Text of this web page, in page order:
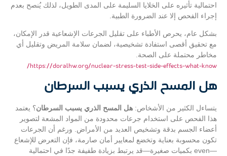
احتمالية تأثيره على الخلايا السليمة على المدى الطويل، لذلك يُنصح بعدم
إجراء الفحص إلا عند الضرورة الطبية.
بشكل عام، يحرص الأطباء على تقليل الجرعات الإشعاعية قدر الإمكان،
مع تحقيق أقصى استفادة تشخيصية، لضمان سلامة المريض وتقليل أي
مخاطر محتملة على الصحة.
https://doralhw.org/nuclear-stress-test-side-effects-what-know/
هل المسح الذري يسبب السرطان
يتساءل الكثير من الأشخاص: هل المسح الذري يسبب السرطان؟ يعتمد
هذا الفحص على استخدام جرعات محدودة من المواد المشعة لتصوير
أعضاء الجسم بدقة وتشخيص العديد من الأمراض. ورغم أن الجرعات
تكون محسوبة بعناية وتخضع لمعايير أمان صارمة، فإن التعرض للإشعاع
—even بكميات صغيرة—قد يرتبط بزيادة طفيفة جدًا في احتمالية